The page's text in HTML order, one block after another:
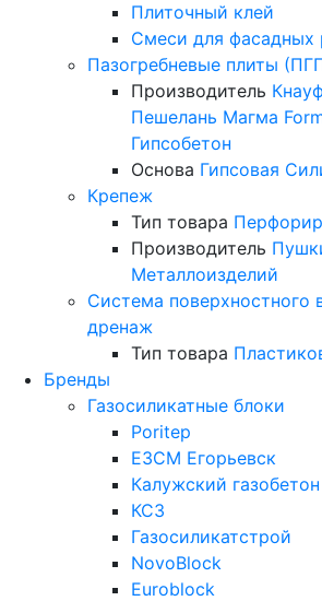
Плиточный клей
Смеси для фасадных
Пазогребневые плиты
Производитель Кнауф
Пешелань Магма
Гипсобетон
Основа Гипсовая
Крепеж
Тип товара
Производитель
Металлоизделий
Система поверхностного
дренаж
Тип товара
Бренды
Газосиликатные блоки
Poritep
ЕЗСМ Егорьевск
Калужский газобетон
КСЗ
Газосиликатстрой
NovoBlock
Euroblock